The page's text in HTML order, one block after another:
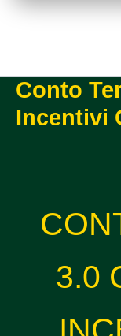
Conto
Incentivi
3.0